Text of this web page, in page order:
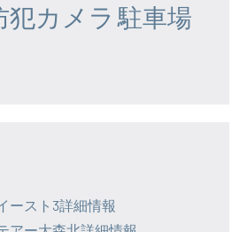
犯カメラ 駐車場
ースト3詳細情報